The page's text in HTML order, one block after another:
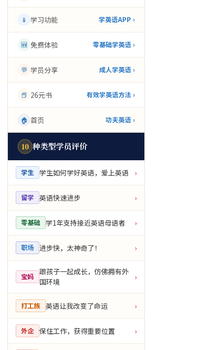
📱 学习功能 学英语APP ›
🆕 免费体验 零基础学英语 ›
💬 学员分享 成人学英语 ›
📕 26元书 有效学英语方法 ›
🏠 首页 功夫英语 ›
10 种类型学员评价
学生 学生如何学好英语，爱上英语 ›
留学 英语快速进步 ›
零基础 学1年支持接近英语母语者 ›
职场 进步快，太神奇了！ ›
宝妈
跟孩子一起成长，仿佛拥有外
国环境
›
打工族 英语让我改变了命运 ›
外企 保住工作，获得重要位置 ›